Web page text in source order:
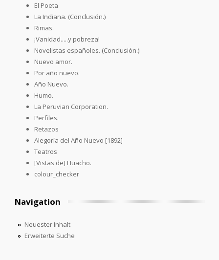
El Poeta
La Indiana. (Conclusión.)
Rimas.
¡Vanidad.....y pobreza!
Novelistas españoles. (Conclusión.)
Nuevo amor.
Por año nuevo.
Año Nuevo.
Humo.
La Peruvian Corporation.
Perfiles.
Retazos
Alegoría del Año Nuevo [1892]
Teatros
[Vistas de] Huacho.
colour_checker
Navigation
Neuester Inhalt
Erweiterte Suche